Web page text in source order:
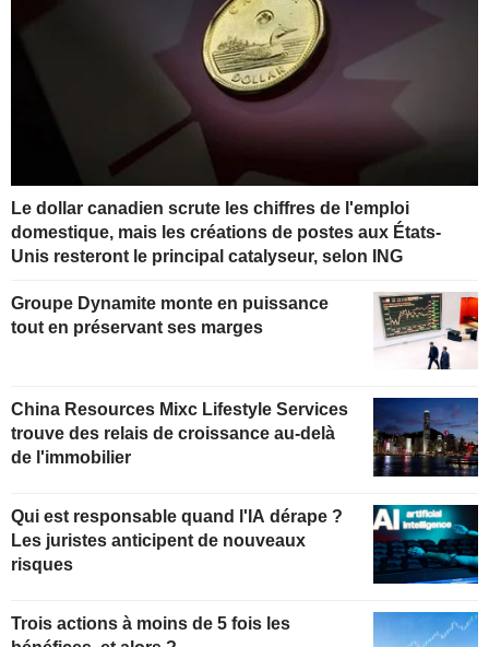
Le dollar canadien scrute les chiffres de l'emploi
domestique, mais les créations de postes aux États-
Unis resteront le principal catalyseur, selon ING
Groupe Dynamite monte en puissance
tout en préservant ses marges
China Resources Mixc Lifestyle Services
trouve des relais de croissance au-delà
de l'immobilier
Qui est responsable quand l'IA dérape ?
Les juristes anticipent de nouveaux
risques
Trois actions à moins de 5 fois les